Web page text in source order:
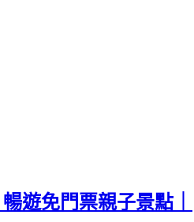
遊免門票親子景點｜